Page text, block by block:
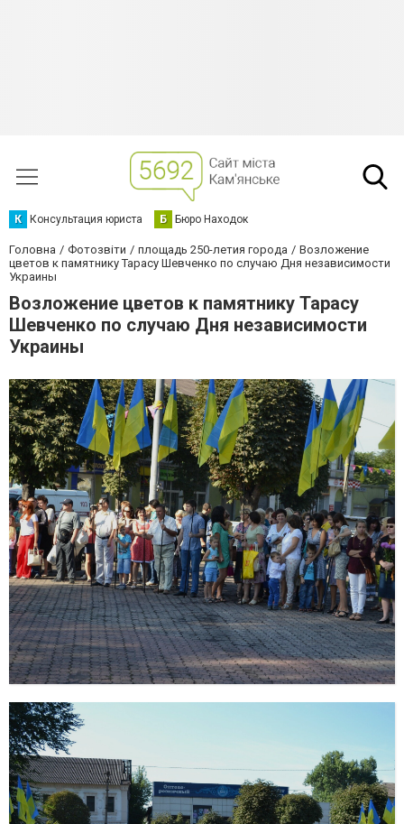
К Консультация юриста Б Бюро Находок
Головна Фотозвіти площадь 250-летия города
Возложение
цветов к памятнику Тарасу Шевченко по случаю Дня независимости
Украины
Возложение цветов к памятнику Тарасу
Шевченко по случаю Дня независимости
Украины